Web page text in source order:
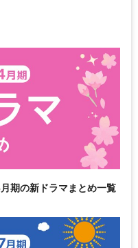
期の新ドラマまとめ一覧